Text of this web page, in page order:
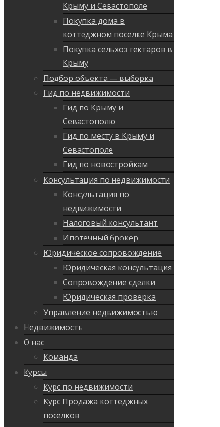
Крыму и Севастополе
Покупка дома в
коттеджном поселке Крыма
Покупка сельхоз гектаров в
Крыму
Подбор объекта — выборка
Гид по недвижимости
Гид по Крыму и
Севастополю
Гид по месту в Крыму и
Севастополе
Гид по новостройкам
Консультация по недвижимости
Консультация по
недвижимости
Налоговый консультант
Ипотечный брокер
Юридическое сопровождение
Юридическая консультация
Сопровождение сделки
Юридическая проверка
Управление недвижимостью
Недвижимость
О нас
Команда
Курсы
Курс по недвижимости
Курс Продажа коттеджных
поселков